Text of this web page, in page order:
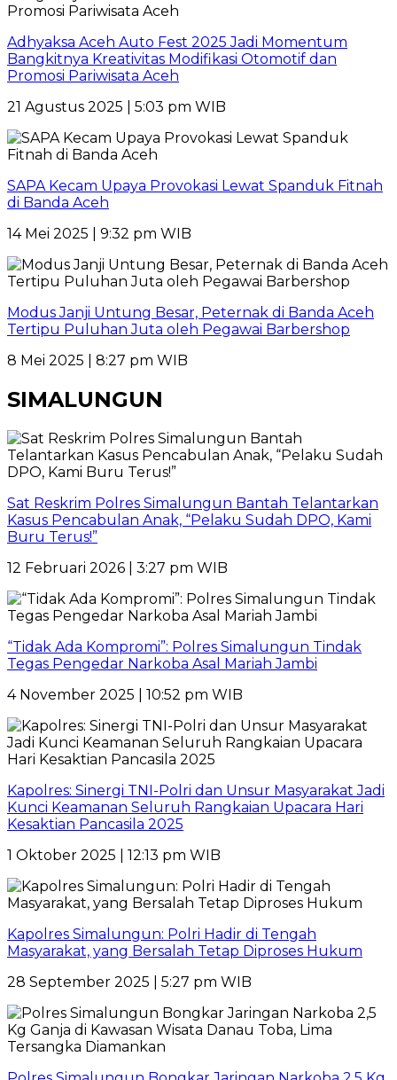
Adhyaksa Aceh Auto Fest 2025 Jadi Momentum
Bangkitnya Kreativitas Modifikasi Otomotif dan
Promosi Pariwisata Aceh
21 Agustus 2025 | 5:03 pm WIB
SAPA Kecam Upaya Provokasi Lewat Spanduk Fitnah
di Banda Aceh
14 Mei 2025 | 9:32 pm WIB
Modus Janji Untung Besar, Peternak di Banda Aceh
Tertipu Puluhan Juta oleh Pegawai Barbershop
8 Mei 2025 | 8:27 pm WIB
SIMALUNGUN
Sat Reskrim Polres Simalungun Bantah Telantarkan
Kasus Pencabulan Anak, “Pelaku Sudah DPO, Kami
Buru Terus!”
12 Februari 2026 | 3:27 pm WIB
“Tidak Ada Kompromi”: Polres Simalungun Tindak
Tegas Pengedar Narkoba Asal Mariah Jambi
4 November 2025 | 10:52 pm WIB
Kapolres: Sinergi TNI-Polri dan Unsur Masyarakat Jadi
Kunci Keamanan Seluruh Rangkaian Upacara Hari
Kesaktian Pancasila 2025
1 Oktober 2025 | 12:13 pm WIB
Kapolres Simalungun: Polri Hadir di Tengah
Masyarakat, yang Bersalah Tetap Diproses Hukum
28 September 2025 | 5:27 pm WIB